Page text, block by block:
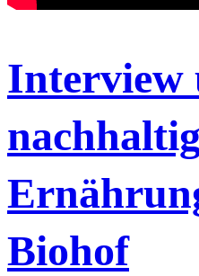
Interview
Biohof